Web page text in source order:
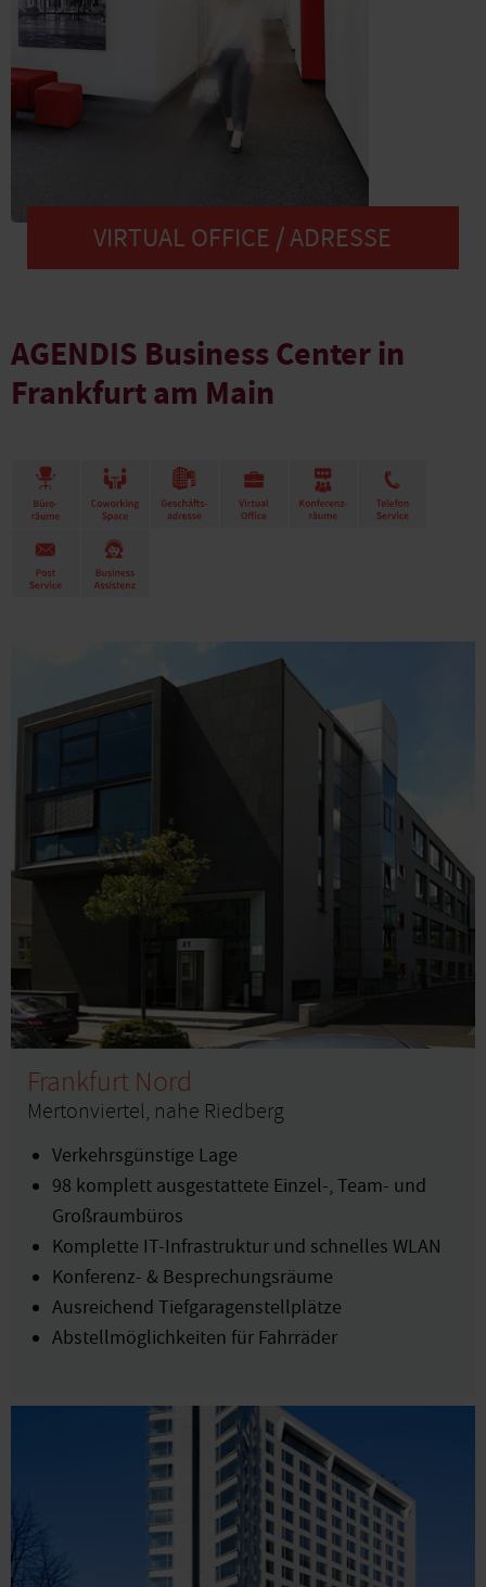
VIRTUAL OFFICE / ADRESSE
AGENDIS Business Center in
Frankfurt am Main
Frankfurt Nord
Mertonviertel, nahe Riedberg
Verkehrsgünstige Lage
98 komplett ausgestattete Einzel-, Team- und
Großraumbüros
Komplette IT-Infrastruktur und schnelles WLAN
Konferenz- & Besprechungsräume
Ausreichend Tiefgaragenstellplätze
Abstellmöglichkeiten für Fahrräder